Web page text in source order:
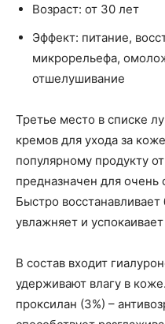
Возраст: от 30 лет
Эффект: питание,
микрорельефа,
отшелушивание
Третье место в списке
кремов для ухода за
популярному продукту
предназначен для
Быстро
увлажняет и
В состав входит
удерживают влагу в
проксилан (3%) –